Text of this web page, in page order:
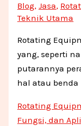
Blog,Jasa,
Teknik Utama
Rotating
yang, seperti
putarannya
hal atau benda
Rotating
Fungsi, dan